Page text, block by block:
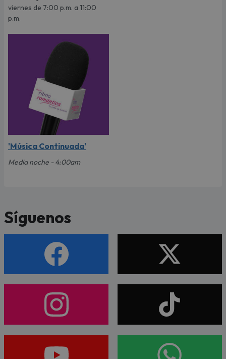
viernes de 7:00 p.m. a 11:00
p.m.
'Música Continuada'
Media noche - 4:00am
Síguenos